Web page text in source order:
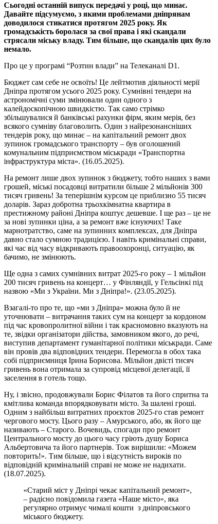
Сьогодні останній випуск передачі у році, що минає.
Давайте підсумуємо, з якими проблемами дніпрянам
доводилося стикатися протягом 2025 року. Як
громадськість боролася за свої права і які скандали
стрясали міську владу. Тим більше, що скандалів цих було
немало.
Про це у програмі “Розтин влади” на Телеканалі D1.
Бюджет сам себе не освоїть! Це лейтмотив діяльності мерії
Дніпра протягом усього 2025 року. Сумнівні тендери на
астрономічні суми змінювали один одного з
калейдоскопічною швидкістю. Так само стрімко
збільшувалися й банківські рахунки фірм, яким мерія, без
всякого сумніву благоволить. Один з найрезонансніших
тендерів року, що минає – на капітальний ремонт двох
зупинок громадського транспорту – був оголошений
комунальним підприємством міськради «Транспортна
інфраструктура міста». (16.05.2025).
На ремонт лише двох зупинок з бюджету, тобто наших з вами
грошей, міські посадовці витратили більше 2 мільйонів 300
тисяч гривень! За теперішнім курсом це приблизно 55 тисяч
доларів. Зараз добротна трьохкімнатна квартира в
престижному районі Дніпра коштує дешевше. І ще раз – це не
за нові зупинки ціна, а за ремонт вже існуючих! Таке
марнотратство, саме на зупинних комплексах, для Дніпра
давно стало сумною традицією. І навіть кримінальні справи,
які час від часу відкривають правоохоронці, ситуацію, як
бачимо, не змінюють.
Ще одна з самих сумнівних витрат 2025-го року – 1 мільйон
200 тисяч гривень на концерт… у Фінляндії, у Гельсінкі під
назвою «Ми з України. Ми з Дніпра!». (23.05.2025).
Взагалі-то про те, що «ми з Дніпра» можна було й не
уточнювати – витрачання таких сум на концерт за кордоном
під час кровопролитної війни і так красномовно вказують на
те, звідки організатори дійства, замовником якого, до речі,
виступив департамент гуманітарної політики міськради. Саме
він провів два відповідних тендери. Перемогла в обох така
собі підприємниця Ірина Борисова. Мільйон двісті тисяч
гривень вона отримала за супровід місцевої делегації, її
заселення в готель тощо.
Ну, і звісно, продовжували Борис Філатов та його спритна та
кмітлива команда впорядковувати місто. За шалені гроші.
Одним з найбільш витратних проєктов 2025-го став ремонт
чергового мосту. Цього разу – Амурського, або, як його ще
називають – Старого. Вочевидь, спогади про ремонт
Центрального мосту до цього часу гріють душу Бориса
Альбертовича та його партнерів. Тож вирішили: «Можем
повторить!». Тим більше, що і відсутність вироків по
відповідній кримінальній справі не може не надихати.
(18.07.2025).
«Старий міст у Дніпрі чекає капітальний ремонт»,
– радісно повідомила газета «Наше місто», яка
регулярно отримує чималі кошти з дніпровського
міського бюджету.